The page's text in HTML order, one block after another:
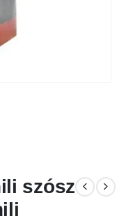
szósz